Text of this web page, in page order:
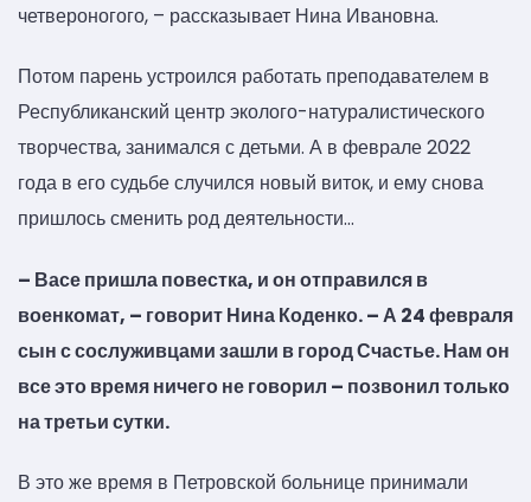
четвероногого, – рассказывает Нина Ивановна.
Потом парень устроился работать преподавателем в
Республиканский центр эколого-натуралистического
творчества, занимался с детьми. А в феврале 2022
года в его судьбе случился новый виток, и ему снова
пришлось сменить род деятельности…
– Васе пришла повестка, и он отправился в
военкомат, – говорит Нина Коденко. – А 24 февраля
сын с сослуживцами зашли в город Счастье. Нам он
все это время ничего не говорил – позвонил только
на третьи сутки.
В это же время в Петровской больнице принимали